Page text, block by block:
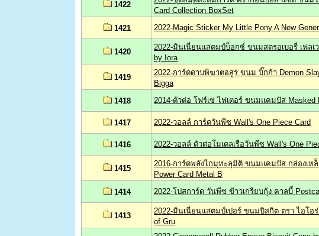
1422
Card Collection BoxSet
1421 2022-Magic Sticker My Little Pony A New
1420
2022-มินเนี่ยนแสตมป์บ็อกซ์ ขนมสตรอเบอรี่ เฟลเ
by Iora
1419
2022-การ์ดดาบพิฆาตอสูร ขนม บิ๊กก้า Demon
Bigga
1418 2014-ตัวต่อ โฟร์เซ่ ไฟเตอร์ ขนมแคมปัส Masked
1417 2022-วอลล์ การ์ดวันพีซ Wall's One Piece Card
1416 2022-วอลล์ ตัวต่อโมเดลเรือวันพีซ Wall's One
1415
2016-การ์ดพลังไกมุทะลุมิติ ขนมแคมปัส กล่องเห
Power Card Metal B
1414 2022-โปสการ์ด วันพีซ ข้าวเกรียบกุ้ง คาลบี้
1413
2022-มินเนี่ยนแสตมป์เปอร์ ขนมบิสกิต ตรา ไอโอ
of Gru